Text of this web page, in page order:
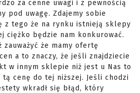
za cenne uwagi i z pewnością
pod uwagę. Zdajemy sobie
z tego że na rynku istnieją sklepy
ciężko będzie nam konkurować.
zauważyć że mamy ofertę
a to znaczy, że jeśli znajdziecie
w innym sklepie niż jest u Nas to
tą cenę do tej niższej. Jeśli chodzi
wkradł się błąd, który